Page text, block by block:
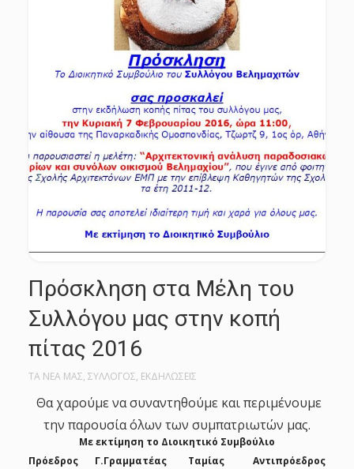
Πρόσκληση στα Μέλη του
Συλλόγου μας στην κοπή
πίτας 2016
ΤΑ ΝΕΑ ΜΑΣ, ΣΥΛΛΟΓΟΣ, ΕΚΔΗΛΩΣΕΙΣ
Θα χαρούμε να συναντηθούμε και περιμένουμε
την παρουσία όλων των συμπατριωτών μας.
Με εκτίμηση το Διοικητικό Συμβούλιο
Πρόεδρος Γ.Γραμματέας Ταμίας Αντιπρόεδρος